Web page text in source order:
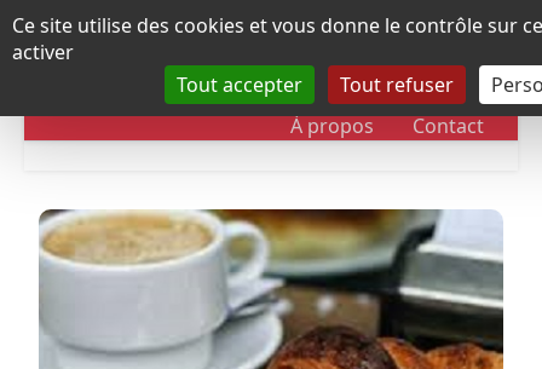
Panneau de gestion des cookies
Ce site utilise des cookies et vous donne le contrôle sur
activer
Tout accepter
Tout refuser
DOSSIERS CHRONOLOGIE
À propos Contact